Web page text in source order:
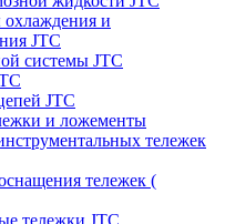
охлаждения и
JTC
системы JTC
JTC
и ложементы
тележек
тележек (
тележки JTC